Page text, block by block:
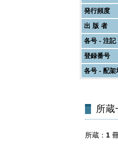
発行頻度
出 版 者
各号 - 注記
登録番号
各号 - 配架
所蔵
所蔵 1